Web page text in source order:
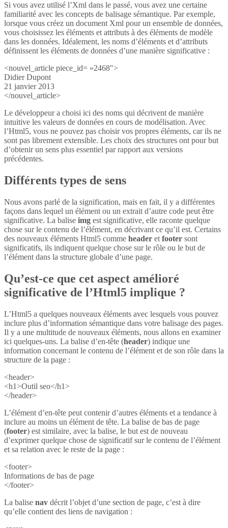
Si vous avez utilisé l’Xml dans le passé, vous avez une certaine
familiarité avec les concepts de balisage sémantique. Par exemple,
lorsque vous créez un document Xml pour un ensemble de données,
vous choisissez les éléments et attributs à des éléments de modèle
dans les données. Idéalement, les noms d’éléments et d’attributs
définissent les éléments de données d’une manière significative :
<nouvel_article piece_id= »2468″>
Didier Dupont
21 janvier 2013
</nouvel_article>
Le développeur a choisi ici des noms qui décrivent de manière
intuitive les valeurs de données en cours de modélisation. Avec
l’Html5, vous ne pouvez pas choisir vos propres éléments, car ils ne
sont pas librement extensible. Les choix des structures ont pour but
d’obtenir un sens plus essentiel par rapport aux versions
précédentes.
Différents types de sens
Nous avons parlé de la signification, mais en fait, il y a différentes
façons dans lequel un élément ou un extrait d’autre code peut être
significative. La balise img est significative, elle raconte quelque
chose sur le contenu de l’élément, en décrivant ce qu’il est. Certains
des nouveaux éléments Html5 comme header et footer sont
significatifs, ils indiquent quelque chose sur le rôle ou le but de
l’élément dans la structure globale d’une page.
Qu’est-ce que cet aspect amélioré
significative de l’Html5 implique ?
L’Html5 a quelques nouveaux éléments avec lesquels vous pouvez
inclure plus d’information sémantique dans votre balisage des pages.
Il y a une multitude de nouveaux éléments, nous allons en examiner
ici quelques-uns. La balise d’en-tête (header) indique une
information concernant le contenu de l’élément et de son rôle dans la
structure de la page :
<header>
<h1>Outil seo</h1>
</header>
L’élément d’en-tête peut contenir d’autres éléments et a tendance à
inclure au moins un élément de tête. La balise de bas de page
(footer) est similaire, avec la balise, le but est de nouveau
d’exprimer quelque chose de significatif sur le contenu de l’élément
et sa relation avec le reste de la page :
<footer>
Informations de bas de page
</footer>
La balise nav décrit l’objet d’une section de page, c’est à dire
qu’elle contient des liens de navigation :